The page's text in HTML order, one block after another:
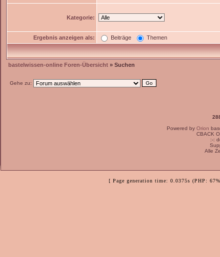
Kategorie:
Ergebnis anzeigen als:
Beiträge Themen
bastelwissen-online Foren-Übersicht » Suchen
Gehe zu:
Powered by Orion
CBACK
:-:
Alle
[ Page generation time: 0.0375s (PHP: